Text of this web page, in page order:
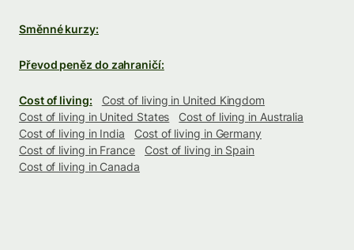
Směnné kurzy:
Převod peněz do zahraničí:
Cost of living:
Cost of living in United Kingdom
Cost of living in United States
Cost of living in Australia
Cost of living in India
Cost of living in Germany
Cost of living in France
Cost of living in Spain
Cost of living in Canada